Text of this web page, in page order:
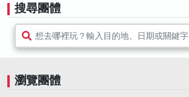
搜尋團體
想去哪裡玩？輸入目的地、日期或關鍵字
瀏覽團體